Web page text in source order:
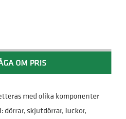
OM PRIS
med olika komponenter
skjutdörrar, luckor,